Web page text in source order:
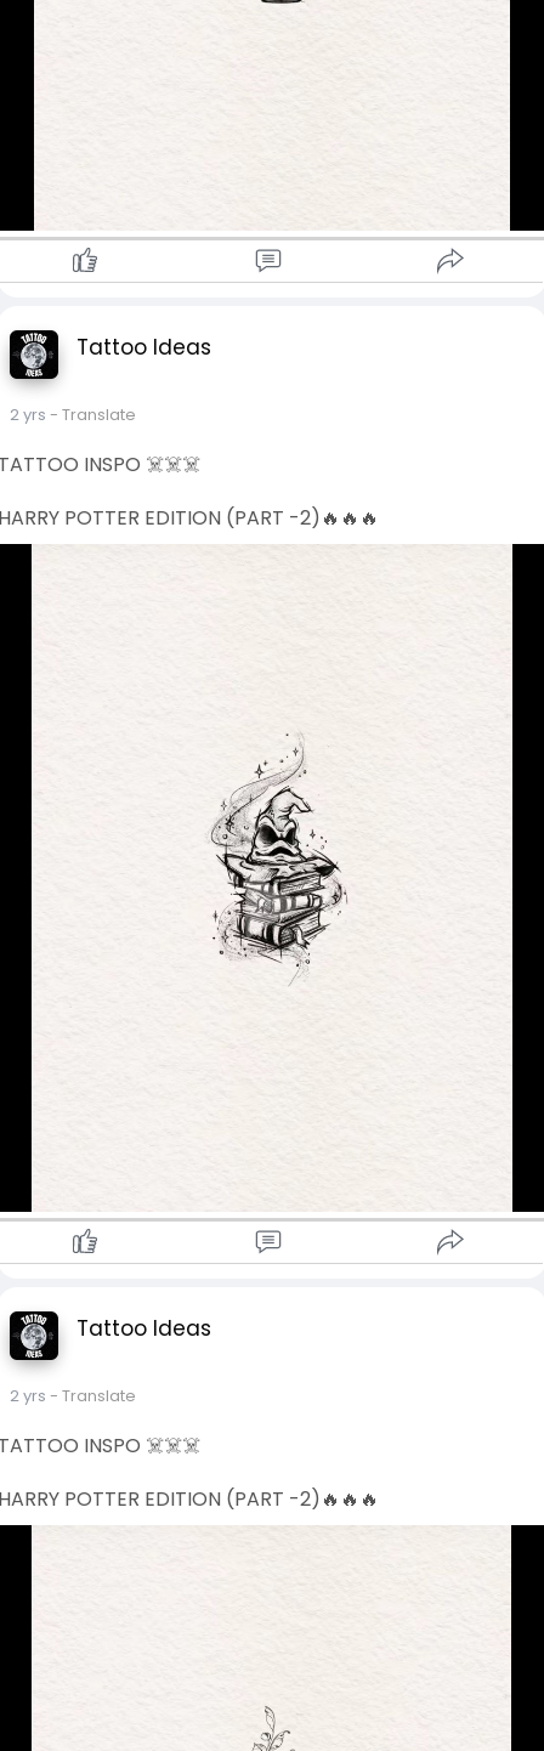
Tattoo Ideas
2 yrs - Translate
INSPO ☠️☠️☠️
POTTER EDITION (PART -2)🔥🔥🔥
Tattoo Ideas
2 yrs - Translate
INSPO ☠️☠️☠️
POTTER EDITION (PART -2)🔥🔥🔥